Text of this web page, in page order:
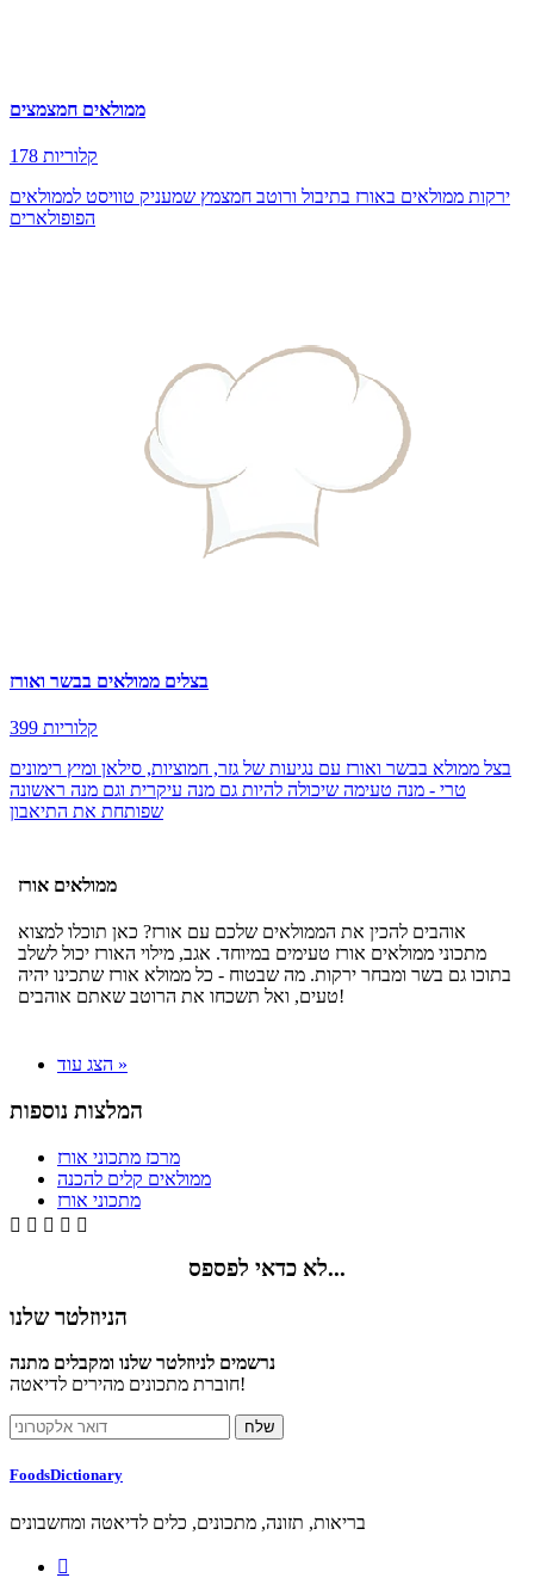
ממולאים חמצמצים
178 קלוריות
ירקות ממולאים באורז בתיבול ורוטב חמצמץ שמעניק טוויסט לממולאים
הפופולארים
בצלים ממולאים בבשר ואורז
399 קלוריות
בצל ממולא בבשר ואורז עם נגיעות של גזר, חמוציות, סילאן ומיץ רימונים
טרי - מנה טעימה שיכולה להיות גם מנה עיקרית וגם מנה ראשונה
שפותחת את התיאבון
ממולאים אורז
אוהבים להכין את הממולאים שלכם עם אורז? כאן תוכלו למצוא
מתכוני ממולאים אורז טעימים במיוחד. אגב, מילוי האורז יכול לשלב
בתוכו גם בשר ומבחר ירקות. מה שבטוח - כל ממולא אורז שתכינו יהיה
טעים, ואל תשכחו את הרוטב שאתם אוהבים!
הצג עוד »
המלצות נוספות
מרכז מתכוני אורז
ממולאים קלים להכנה
מתכוני אורז
    
לא כדאי לפספס...
הניוזלטר שלנו
נרשמים לניוזלטר שלנו ומקבלים מתנה
חוברת מתכונים מהירים לדיאטה!
FoodsDictionary
בריאות, תזונה, מתכונים, כלים לדיאטה ומחשבונים
